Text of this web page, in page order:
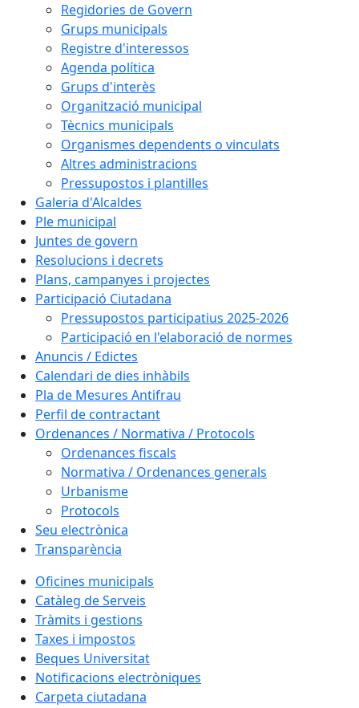
Regidories de Govern
Grups municipals
Registre d'interessos
Agenda política
Grups d'interès
Organització municipal
Tècnics municipals
Organismes dependents o vinculats
Altres administracions
Pressupostos i plantilles
Galeria d'Alcaldes
Ple municipal
Juntes de govern
Resolucions i decrets
Plans, campanyes i projectes
Participació Ciutadana
Pressupostos participatius 2025-2026
Participació en l'elaboració de normes
Anuncis / Edictes
Calendari de dies inhàbils
Pla de Mesures Antifrau
Perfil de contractant
Ordenances / Normativa / Protocols
Ordenances fiscals
Normativa / Ordenances generals
Urbanisme
Protocols
Seu electrònica
Transparència
Oficines municipals
Catàleg de Serveis
Tràmits i gestions
Taxes i impostos
Beques Universitat
Notificacions electròniques
Carpeta ciutadana